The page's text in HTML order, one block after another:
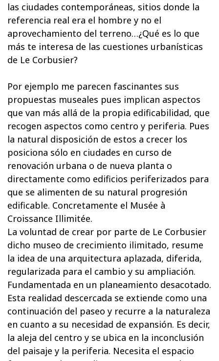
las ciudades contemporáneas, sitios donde la
referencia real era el hombre y no el
aprovechamiento del terreno…¿Qué es lo que
más te interesa de las cuestiones urbanísticas
de Le Corbusier?
Por ejemplo me parecen fascinantes sus
propuestas museales pues implican aspectos
que van más allá de la propia edificabilidad, que
recogen aspectos como centro y periferia. Pues
la natural disposición de estos a crecer los
posiciona sólo en ciudades en curso de
renovación urbana o de nueva planta o
directamente como edificios periferizados para
que se alimenten de su natural progresión
edificable. Concretamente el Musée à
Croissance Illimitée.
La voluntad de crear por parte de Le Corbusier
dicho museo de crecimiento ilimitado, resume
la idea de una arquitectura aplazada, diferida,
regularizada para el cambio y su ampliación.
Fundamentada en un planeamiento desacotado.
Esta realidad descercada se extiende como una
continuación del paseo y recurre a la naturaleza
en cuanto a su necesidad de expansión. Es decir,
la aleja del centro y se ubica en la inconclusión
del paisaje y la periferia. Necesita el espacio